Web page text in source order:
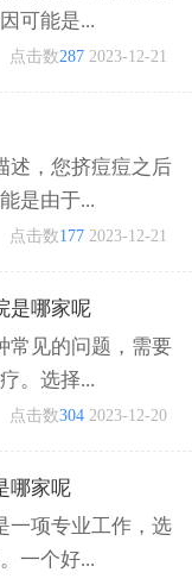
可能是...
点击数287 2023-12-21
，您挤痘痘之后
是由于...
点击数177 2023-12-21
是哪家呢
见的问题，需要
。选择...
点击数304 2023-12-20
哪家呢
项专业工作，选
一个好...